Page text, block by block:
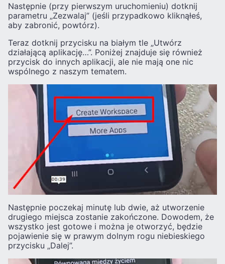
Następnie (przy pierwszym uruchomieniu) dotknij
parametru „Zezwalaj” (jeśli przypadkowo kliknąłeś,
aby zabronić, powtórz).
Teraz dotknij przycisku na białym tle „Utwórz
działającą aplikację…”. Poniżej znajduje się również
przycisk do innych aplikacji, ale nie mają one nic
wspólnego z naszym tematem.
Następnie poczekaj minutę lub dwie, aż utworzenie
drugiego miejsca zostanie zakończone. Dowodem, że
wszystko jest gotowe i można je otworzyć, będzie
pojawienie się w prawym dolnym rogu niebieskiego
przycisku „Dalej”.